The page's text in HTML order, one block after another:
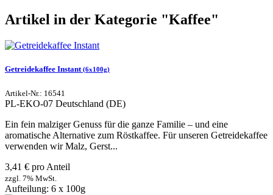
Artikel in der Kategorie "Kaffee"
Getreidekaffee Instant(6x100g)
Artikel-Nr.: 16541
PL-EKO-07 Deutschland (DE)
Ein fein malziger Genuss für die ganze Familie – und eine
aromatische Alternative zum Röstkaffee. Für unseren Getreidekaffee
verwenden wir Malz, Gerst...
3,41 € pro Anteil
zzgl. 7% MwSt.
Aufteilung: 6 x 100g